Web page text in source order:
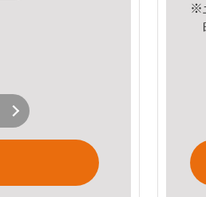
※